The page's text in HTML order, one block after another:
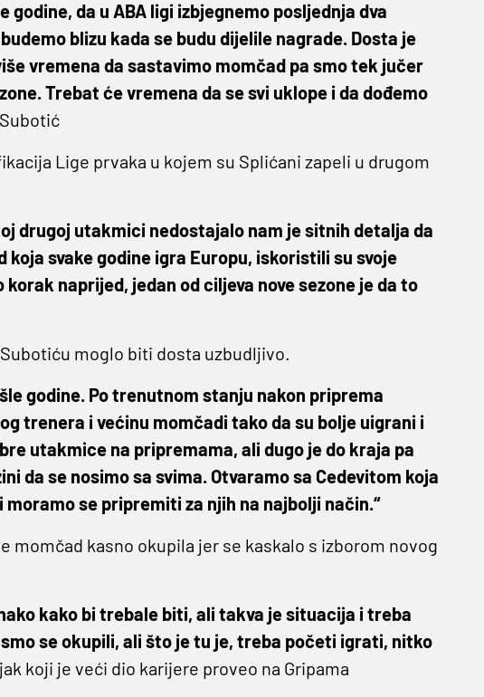
godine, da u ABA ligi izbjegnemo posljednja dva
blizu kada se budu dijelile nagrade. Dosta je
vremena da sastavimo momčad pa smo tek jučer
Trebat će vremena da se svi uklope i da dođemo
Lige prvaka u kojem su Splićani zapeli u drugom
drugoj utakmici nedostajalo nam je sitnih detalja da
koja svake godine igra Europu, iskoristili su svoje
naprijed, jedan od ciljeva nove sezone je da to
moglo biti dosta uzbudljivo.
godine. Po trenutnom stanju nakon priprema
trenera i većinu momčadi tako da su bolje uigrani i
utakmice na pripremama, ali dugo je do kraja pa
da se nosimo sa svima. Otvaramo sa Cedevitom koja
se pripremiti za njih na najbolji način.“
momčad kasno okupila jer se kaskalo s izborom novog
kako bi trebale biti, ali takva je situacija i treba
se okupili, ali što je tu je, treba početi igrati, nitko
koji je veći dio karijere proveo na Gripama